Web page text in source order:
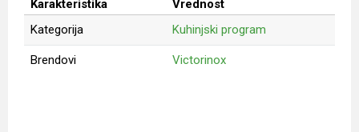
Karakteristika
Vrednost
Kategorija
Kuhinjski program
Brendovi Victorinox